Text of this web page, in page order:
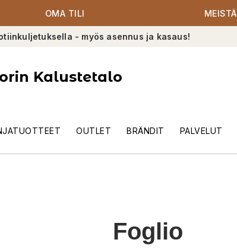
OMA TILI MEISTÄ
- myös asennus ja kasaus!
Kalustetalo
OUTLET BRÄNDIT PALVELUT
Foglio